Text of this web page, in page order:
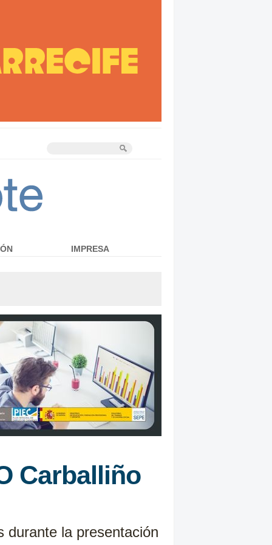
Carballiño
durante la presentación
IMPRESA